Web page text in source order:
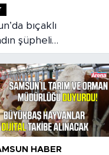
şüpheli
HABER